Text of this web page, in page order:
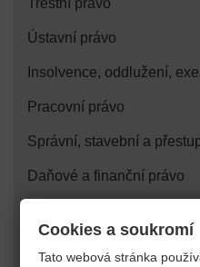
Trestní právo
Ústavní právo
Insolvence, oddlužení,
Pracovní právo
Správní, stavební a
Daňové a finanční právo
Cookies a soukromí
Tato webová stránka